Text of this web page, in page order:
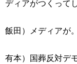
ディアがつくって
飯田）メディアが。
有本）国葬反対デ